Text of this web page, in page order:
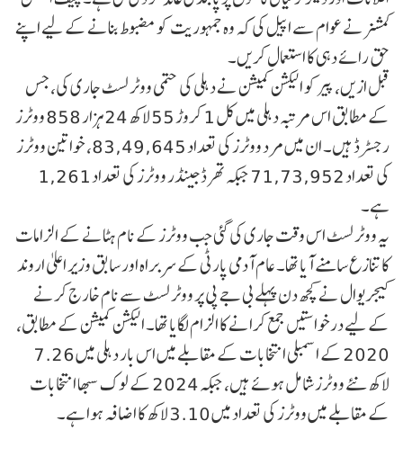
کمشنر نے عوام سے اپیل کی کہ وہ جمہوریت کو مضبوط بنانے کے لیے اپنے
حق رائے دہی کا استعمال کریں۔
قبل ازیں، پیر کو الیکشن کمیشن نے دہلی کی حتمی ووٹر لسٹ جاری کی، جس
کے مطابق اس مرتبہ دہلی میں کل 1 کروڑ 55 لاکھ 24 ہزار 858 ووٹرز
رجسٹرڈ ہیں۔ ان میں مرد ووٹرز کی تعداد 83,49,645، خواتین ووٹرز
کی تعداد 71,73,952 جبکہ تھرڈ جینڈر ووٹرز کی تعداد 1,261
ہے۔
یہ ووٹر لسٹ اس وقت جاری کی گئی جب ووٹرز کے نام ہٹانے کے الزامات
کا تنازع سامنے آیا تھا۔ عام آدمی پارٹی کے سربراہ اور سابق وزیر اعلیٰ اروند
کیجریوال نے کچھ دن پہلے بی جے پی پر ووٹر لسٹ سے نام خارج کرنے
کے لیے درخواستیں جمع کرانے کا الزام لگایا تھا۔ الیکشن کمیشن کے مطابق،
2020 کے اسمبلی انتخابات کے مقابلے میں اس بار دہلی میں 7.26
لاکھ نئے ووٹرز شامل ہوئے ہیں، جبکہ 2024 کے لوک سبھا انتخابات
کے مقابلے میں ووٹرز کی تعداد میں 3.10 لاکھ کا اضافہ ہوا ہے۔